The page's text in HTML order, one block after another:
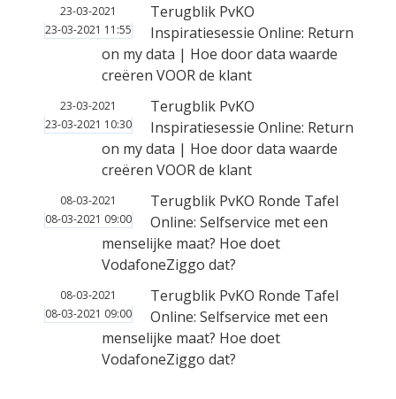
23-03-2021
23-03-2021 11:55
Terugblik PvKO
Inspiratiesessie Online: Return
on my data | Hoe door data waarde
creëren VOOR de klant
23-03-2021
23-03-2021 10:30
Terugblik PvKO
Inspiratiesessie Online: Return
on my data | Hoe door data waarde
creëren VOOR de klant
08-03-2021
08-03-2021 09:00
Terugblik PvKO Ronde Tafel
Online: Selfservice met een
menselijke maat? Hoe doet
VodafoneZiggo dat?
08-03-2021
08-03-2021 09:00
Terugblik PvKO Ronde Tafel
Online: Selfservice met een
menselijke maat? Hoe doet
VodafoneZiggo dat?